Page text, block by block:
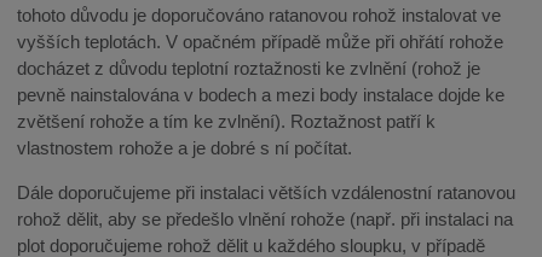
tohoto důvodu je doporučováno ratanovou rohož instalovat ve
vyšších teplotách. V opačném případě může při ohřátí rohože
docházet z důvodu teplotní roztažnosti ke zvlnění (rohož je
pevně nainstalována v bodech a mezi body instalace dojde ke
zvětšení rohože a tím ke zvlnění). Roztažnost patří k
vlastnostem rohože a je dobré s ní počítat.
Dále doporučujeme při instalaci větších vzdálenostní ratanovou
rohož dělit, aby se předešlo vlnění rohože (např. při instalaci na
plot doporučujeme rohož dělit u každého sloupku, v případě